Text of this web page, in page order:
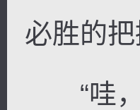
必胜的把
“哇，